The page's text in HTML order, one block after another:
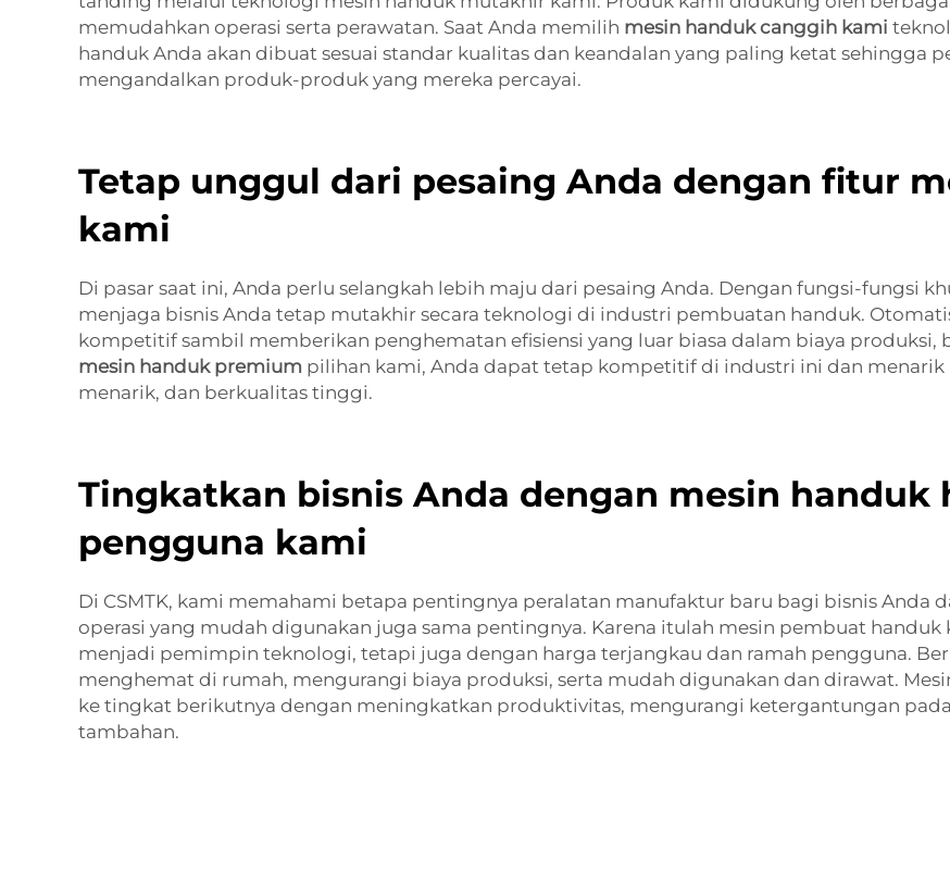
memudahkan operasi serta perawatan. Saat Anda memilih mesin handuk canggih kami
handuk Anda akan dibuat sesuai standar kualitas dan keandalan yang paling ketat sehingga
mengandalkan produk-produk yang mereka percayai.
Tetap unggul dari pesaing Anda dengan fitur
kami
Di pasar saat ini, Anda perlu selangkah lebih maju dari pesaing Anda. Dengan fungsi-fungsi
menjaga bisnis Anda tetap mutakhir secara teknologi di industri pembuatan handuk.
kompetitif sambil memberikan penghematan efisiensi yang luar biasa dalam biaya produksi,
mesin handuk premium pilihan kami, Anda dapat tetap kompetitif di industri ini dan menarik
menarik, dan berkualitas tinggi.
Tingkatkan bisnis Anda dengan mesin handuk
pengguna kami
Di CSMTK, kami memahami betapa pentingnya peralatan manufaktur baru bagi bisnis Anda
operasi yang mudah digunakan juga sama pentingnya. Karena itulah mesin pembuat handuk
menjadi pemimpin teknologi, tetapi juga dengan harga terjangkau dan ramah pengguna.
menghemat di rumah, mengurangi biaya produksi, serta mudah digunakan dan dirawat.
ke tingkat berikutnya dengan meningkatkan produktivitas, mengurangi ketergantungan
tambahan.